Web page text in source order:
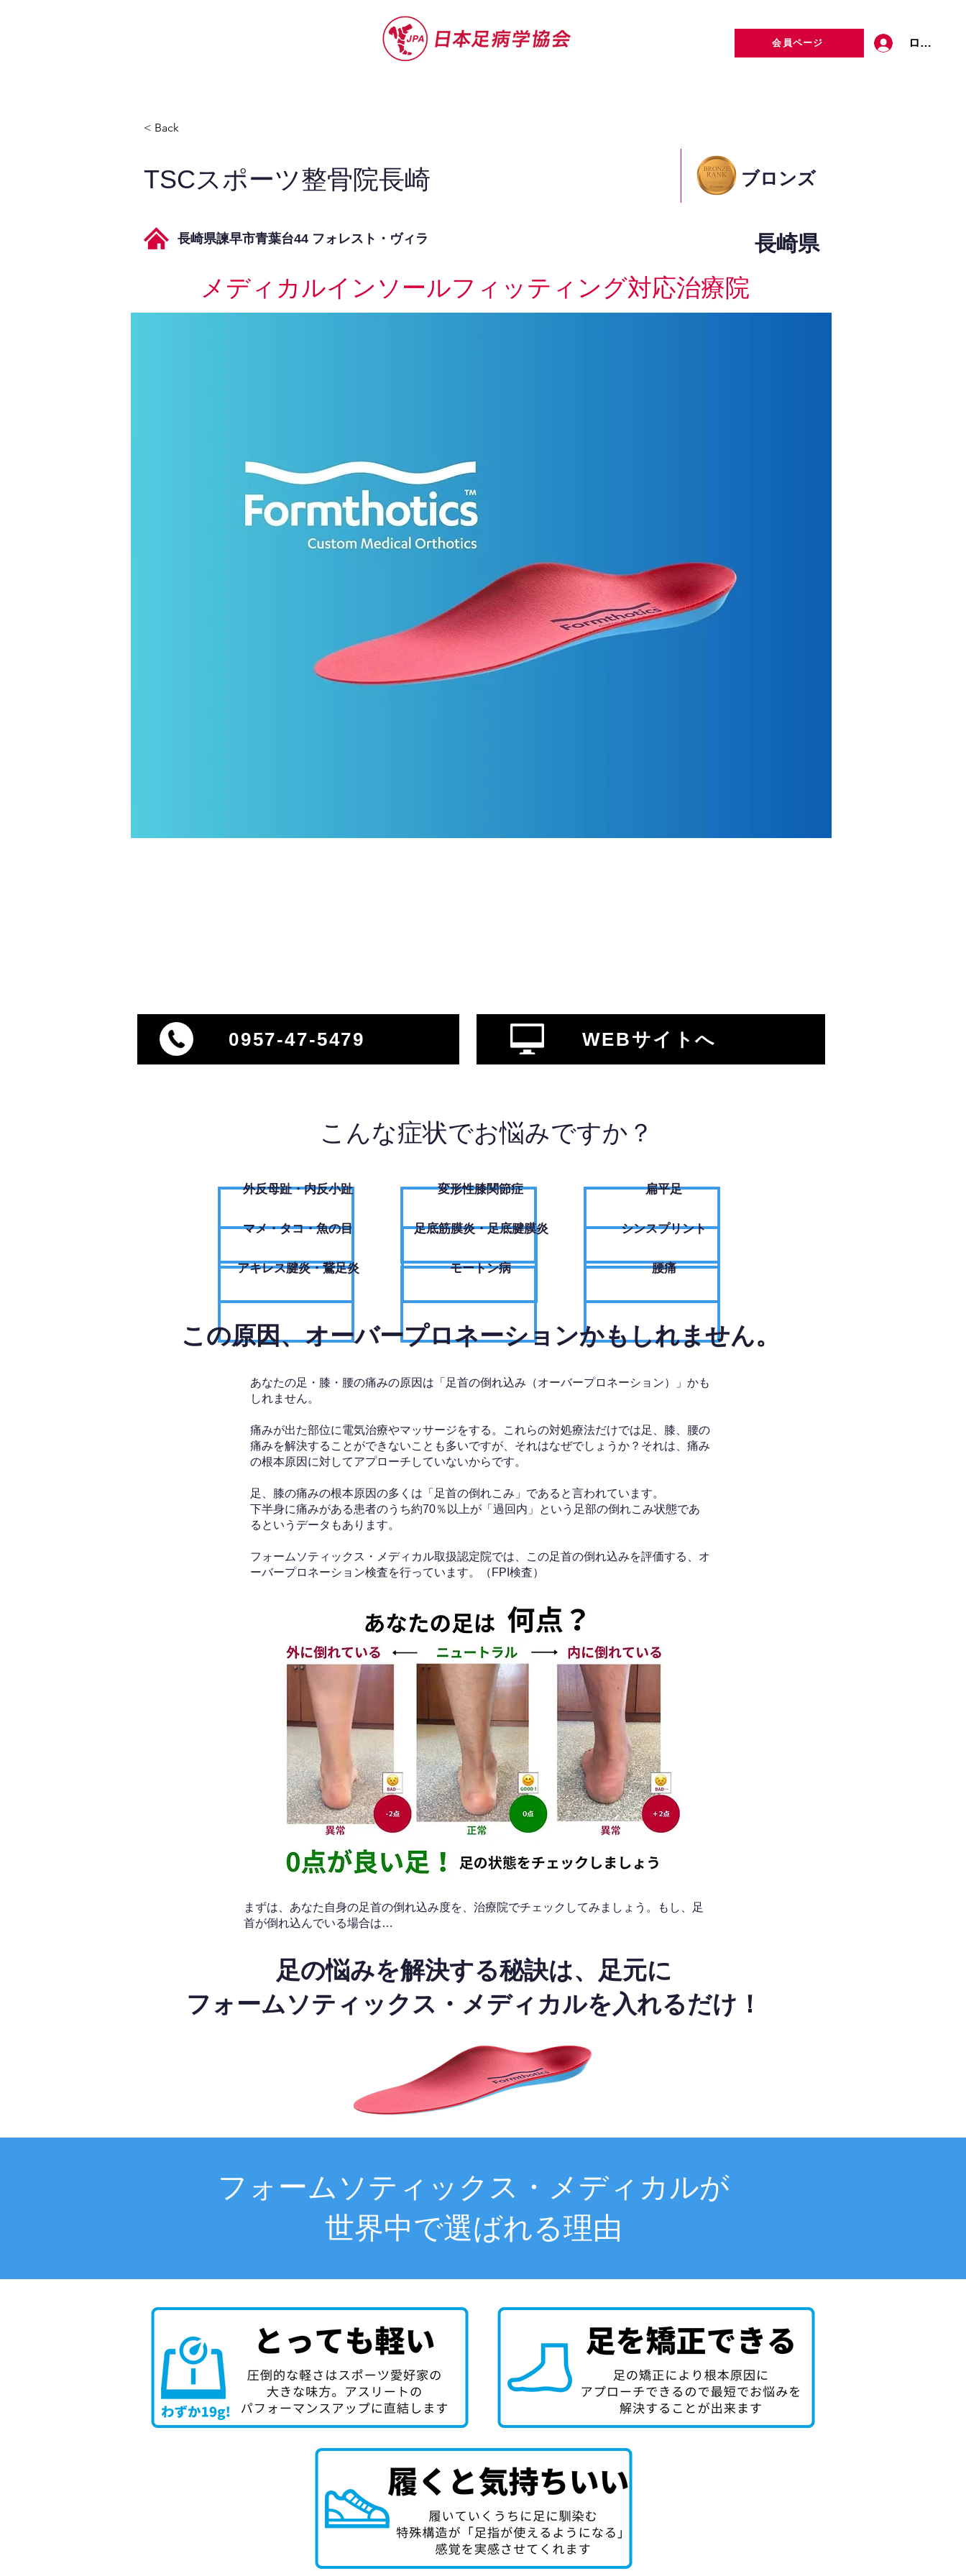
会員ページ ログイン
< Back
TSCスポーツ整骨院長崎 ブロンズ
長崎県諫早市青葉台44 フォレスト・ヴィラ 長崎県
メディカルインソールフィッティング対応治療院
0957-47-5479 WEBサイトへ
こんな症状でお悩みですか？
外反母趾・内反小趾
​マメ・タコ・魚の目
アキレス腱炎・鵞足炎
変形性膝関節症
足底筋膜炎・足底腱膜炎
モートン病
扁平足
シンスプリント
腰痛
​この原因、オーバープロネーションかもしれません。
あなたの足・膝・腰の痛みの原因は「足首の倒れ込み（オーバープロネーション）」かも
しれません。
痛みが出た部位に電気治療やマッサージをする。これらの対処療法だけでは足、膝、腰の
痛みを解決することができないことも多いですが、それはなぜでしょうか？それは、痛み
の根本原因に対してアプローチしていないからです。
足、膝の痛みの根本原因の多くは「足首の倒れこみ」であると言われています。
下半身に痛みがある患者のうち約70％以上が「過回内」という足部の倒れこみ状態であ
るというデータもあります。
フォームソティックス・メディカル取扱認定院では、この足首の倒れ込みを評価する、オ
ーバープロネーション検査を行っています。（FPI検査）​
​まずは、あなた自身の足首の倒れ込み度を、治療院でチェックしてみましょう。もし、足
首が倒れ込んでいる場合は…
足の悩みを解決する秘訣は、足元に
フォームソティックス・メディカルを入れるだけ！
フォームソティックス・メディカルが
世界中で選ばれる理由